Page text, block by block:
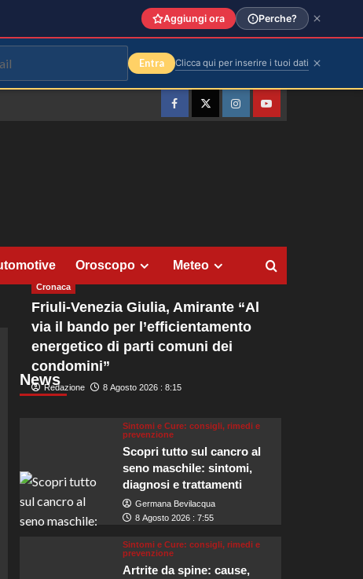
FacebookTwitterInstagramYouTube
Oroscopo Meteo
News
Cronaca
Friuli-Venezia Giulia, Amirante “Al
via il bando per l’efficientamento
energetico di parti comuni dei
condomini”
Redazione 8 Agosto 2026 : 8:15
Sintomi e Cure: consigli, rimedi e
prevenzione
Scopri tutto sul cancro al
seno maschile: sintomi,
diagnosi e trattamenti
Germana Bevilacqua
8 Agosto 2026 : 7:55
Sintomi e Cure: consigli, rimedi e
prevenzione
Artrite da spine: cause,
Aggiungi ora Perche?
Entra Clicca qui per inserire i tuoi dati